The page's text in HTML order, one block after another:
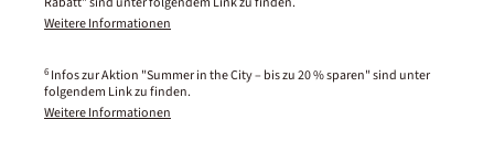
Weitere Informationen
6 Infos zur Aktion "Summer in the City – bis zu 20 % sparen" sind unter
folgendem Link zu finden.
Weitere Informationen